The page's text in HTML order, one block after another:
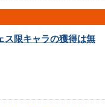
ス限キャラの獲得は無